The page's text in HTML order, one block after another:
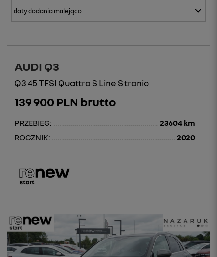
AUDI Q3
Q3 45 TFSI Quattro S Line S tronic
139 900 PLN brutto
PRZEBIEG:
23604 km
ROCZNIK:
2020